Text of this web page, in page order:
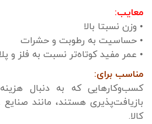
معایب:
• وزن نسبتا بالا
• حساسیت به رطوبت و حشرات
• عمر مفید کوتاه‌تر نسبت به فلز و
مناسب برای:
کسب‌وکارهایی که به دنبال
بازیافت‌پذیری هستند، مانند
کالا.